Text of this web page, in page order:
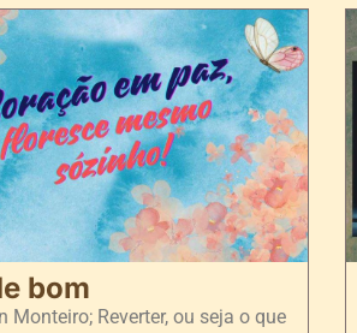
bom
Monteiro; Reverter, ou seja o que